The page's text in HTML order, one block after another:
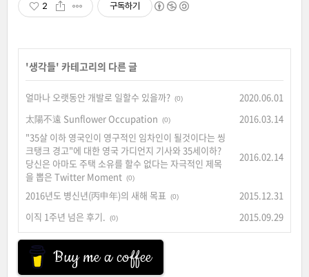
2 구독하기
'생각들' 카테고리의 다른 글
얼마나 오랫동안 개발로 일할수 있을까? (0)
2020.06.01
太陽不遠 Sunflower Occupation
(0)
2016.03.14
"35살 이하 영국인이 영구적인 임차인이 될것이다는 씽
크탱크 경고"에 대한 영국 가디언지 기사와 35세이하?
당신은 아마도 주택 소유를 할수 없다는 자극적인 제목
을 뽑은 Twitter Moment (0)
2016.02.14
2016년도 병신년(丙申年)의 새해 목표 (0)
2015.12.31
이직 1주년 넘은 후기.
(0) 2015.09.29
Buy me a coffee